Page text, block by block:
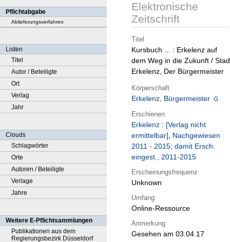
Pflichtabgabe
Ablieferungsverfahren
Listen
Titel
Autor / Beteiligte
Ort
Verlag
Jahr
Clouds
Schlagwörter
Orte
Autoren / Beteiligte
Verlage
Jahre
Weitere E-Pflichtsammlungen
Publikationen aus dem
Regierungsbezirk Düsseldorf
Elektronische
Zeitschrift
Titel
Kursbuch ... : Erkelenz auf
dem Weg in die Zukunft /
Erkelenz, Der Bürgermeister
Körperschaft
Erkelenz, Bürgermeister
Erschienen
Erkelenz : [Verlag nicht
ermittelbar], Nachgewiesen
2011 - 2015; damit Ersch.
eingest., 2011-2015
Erscheinungsfrequenz
Unknown
Umfang
Online-Ressource
Anmerkung
Gesehen am 03.04.17